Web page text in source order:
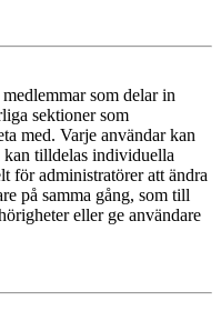
som delar in
sektioner som
med. Varje användar kan
tilldelas individuella
för administratörer att ändra
på samma gång, som till
eller ge användare